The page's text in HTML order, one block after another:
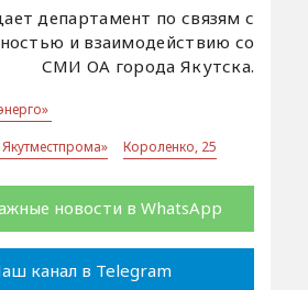
департамент по связям с
и взаимодействию со
СМИ ОА города Якутска.
Короленко, 25
новости в WhatsApp
канал в Telegram